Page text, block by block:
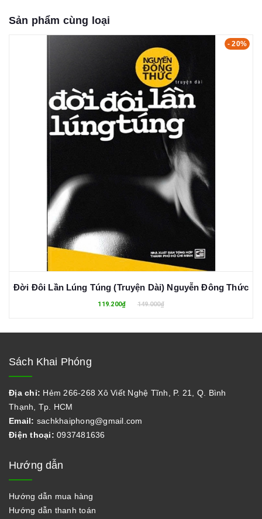
Sản phẩm cùng loại
- 20%
Đời Đôi Lần Lúng Túng (Truyện Dài) Nguyễn Đông Thức
119.200₫ 149.000₫
Sách Khai Phóng
Địa chỉ: Hẻm 266-268 Xô Viết Nghệ Tĩnh, P. 21, Q. Bình
Thạnh, Tp. HCM
Email: sachkhaiphong@gmail.com
Điện thoại: 0937481636
Hướng dẫn
Hướng dẫn mua hàng
Hướng dẫn thanh toán